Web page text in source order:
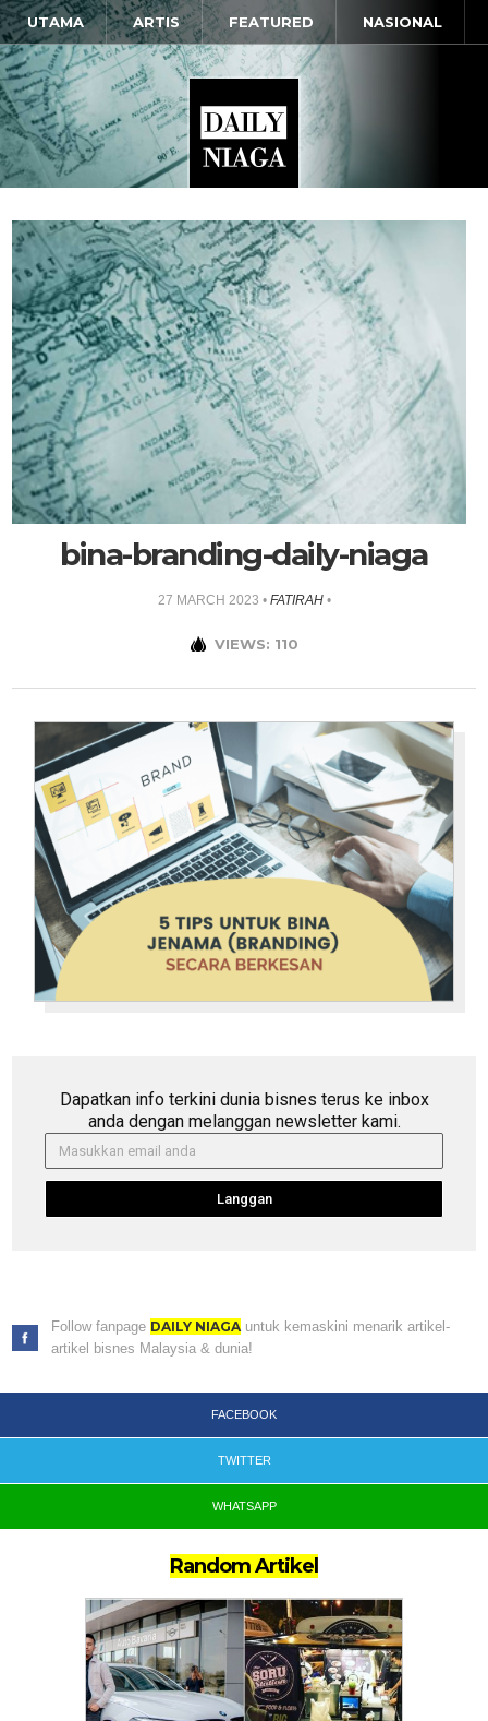
UTAMA ARTIS FEATURED NASIONAL
bina-branding-daily-niaga
27 MARCH 2023 • FATIRAH•
VIEWS: 110
Dapatkan info terkini dunia bisnes terus ke inbox
anda dengan melanggan newsletter kami.
Langgan
Follow fanpage DAILY NIAGAuntuk kemaskini menarik artikel-
artikel bisnes Malaysia & dunia!
FACEBOOK
TWITTER
WHATSAPP
Random Artikel